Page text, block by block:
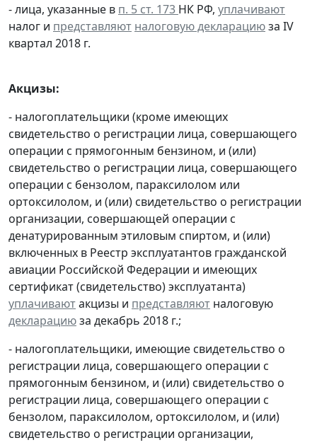
- лица, указанные в п. 5 ст. 173 НК РФ, уплачивают
налог и представляют налоговую декларациюза IV
квартал 2018 г.
Акцизы:
- налогоплательщики (кроме имеющих
свидетельство о регистрации лица, совершающего
операции с прямогонным бензином, и (или)
свидетельство о регистрации лица, совершающего
операции с бензолом, параксилолом или
ортоксилолом, и (или) свидетельство о регистрации
организации, совершающей операции с
денатурированным этиловым спиртом, и (или)
включенных в Реестр эксплуатантов гражданской
авиации Российской Федерации и имеющих
сертификат (свидетельство) эксплуатанта)
уплачиваютакцизы и представляют налоговую
декларациюза декабрь 2018 г.;
- налогоплательщики, имеющие свидетельство о
регистрации лица, совершающего операции с
прямогонным бензином, и (или) свидетельство о
регистрации лица, совершающего операции с
бензолом, параксилолом, ортоксилолом, и (или)
свидетельство о регистрации организации,